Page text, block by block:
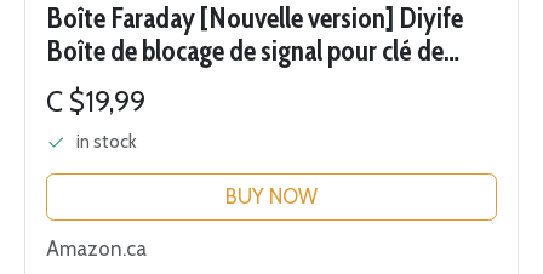
Boîte Faraday [Nouvelle version] Diyife
Boîte de blocage de signal pour clé de
voiture, téléphone, protection antivol
pour clé de voiture (Noir)
C $19,99
in stock
BUY NOW
Amazon.ca